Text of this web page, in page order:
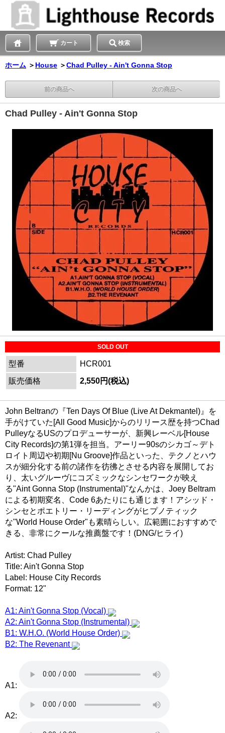
カート 検索
ホーム ＞ House ＞Chad Pulley - Ain't Gonna Stop
前の商品へ 次の商品へ
Chad Pulley - Ain't Gonna Stop
SOLD OUT
型番
HCR001
販売価格
2,550円(税込)
John Beltranの『Ten Days Of Blue (Live At Dekmantel)』を
手がけていた[All Good Music]からのリリース歴を持つChad
PulleyなるUSのプロデューサーが、新興レーベル[House
City Records]の第1弾を担当。アーリー90sのシカゴ～デト
ロイト周辺や初期[Nu Groove]作品といった、テクノとハウ
スが細分化する前の諸作を彷彿とさせる内容を展開してお
り、太いグルーヴにコズミックなシンセワークが映え
る"Aint Gonna Stop (Instrumental)"なんかは、Joey Beltram
による初期変名、Code 6あたりにも通じます！アシッド・
シンセとポエトリー・リーディングがヒプノティック
な"World House Order"も素晴らしい。広範囲におすすめで
きる、非常にクールな推薦盤です！(DNG/ヒライ)
Artist: Chad Pulley
Title: Ain't Gonna Stop
Label: House City Records
Format: 12"
A1: Ain't Gonna Stop (Vocal)
A2: Ain't Gonna Stop (Instrumental)
B1: W.H.O. (World House Order)
B2: The Revenant
A1:
A2: